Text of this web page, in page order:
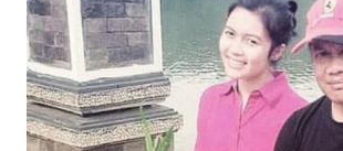
SAINS-TEKNO
KESEHATAN
INTERNASIONAL